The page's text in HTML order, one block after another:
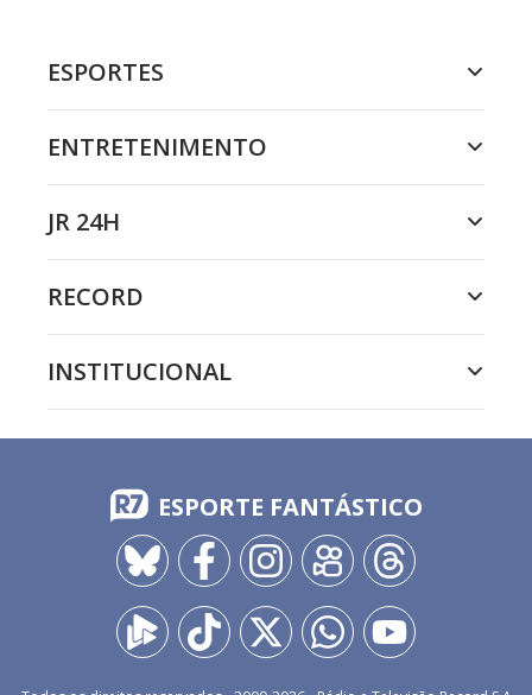
ESPORTES
ENTRETENIMENTO
JR 24H
RECORD
INSTITUCIONAL
ESPORTE FANTÁSTICO